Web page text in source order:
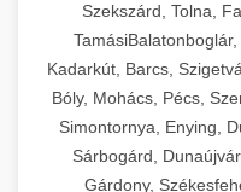
Szekszárd, Tolna,
Kadarkút, Barcs,
Bóly, Mohács, Pécs,
Simontornya, Enying,
Sárbogárd,
Gárdony,